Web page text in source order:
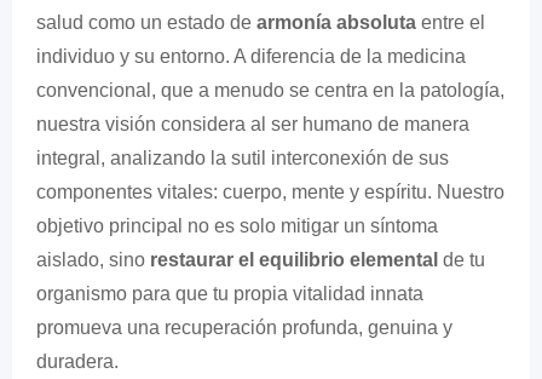
salud como un estado de armonía absoluta entre el
individuo y su entorno. A diferencia de la medicina
convencional, que a menudo se centra en la patología,
nuestra visión considera al ser humano de manera
integral, analizando la sutil interconexión de sus
componentes vitales: cuerpo, mente y espíritu. Nuestro
objetivo principal no es solo mitigar un síntoma
aislado, sino restaurar el equilibrio elemental de tu
organismo para que tu propia vitalidad innata
promueva una recuperación profunda, genuina y
duradera.